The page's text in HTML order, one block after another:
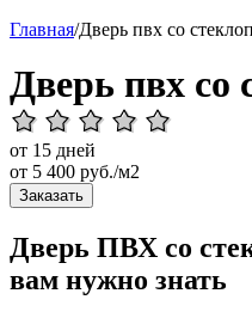
Главная/Дверь пвх со
Дверь пвх со
от 15 дней
от 5 400 руб./м2
Заказать
Дверь ПВХ со
вам нужно знать